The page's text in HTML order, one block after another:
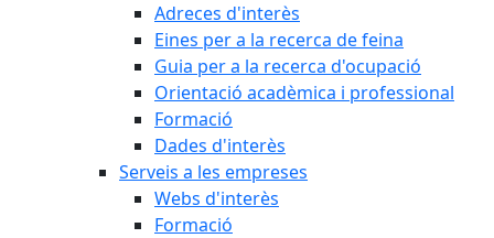
Adreces d'interès
Eines per a la recerca de feina
Guia per a la recerca d'ocupació
Orientació acadèmica i professional
Formació
Dades d'interès
Serveis a les empreses
Webs d'interès
Formació